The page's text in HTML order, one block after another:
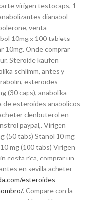
virigen testocaps, 1
dianabol
venta
10mg x 100 tablets
10mg. Onde comprar
Steroide kaufen
schlimm, antes y
esteroides
(30 caps), anabolika
esteroides anabolicos
clenbuterol en
paypal,. Virigen
(50 tabs) Stanol 10 mg
mg (100 tabs) Virigen
costa rica, comprar un
en sevilla acheter
esteroides-
. Compare con la